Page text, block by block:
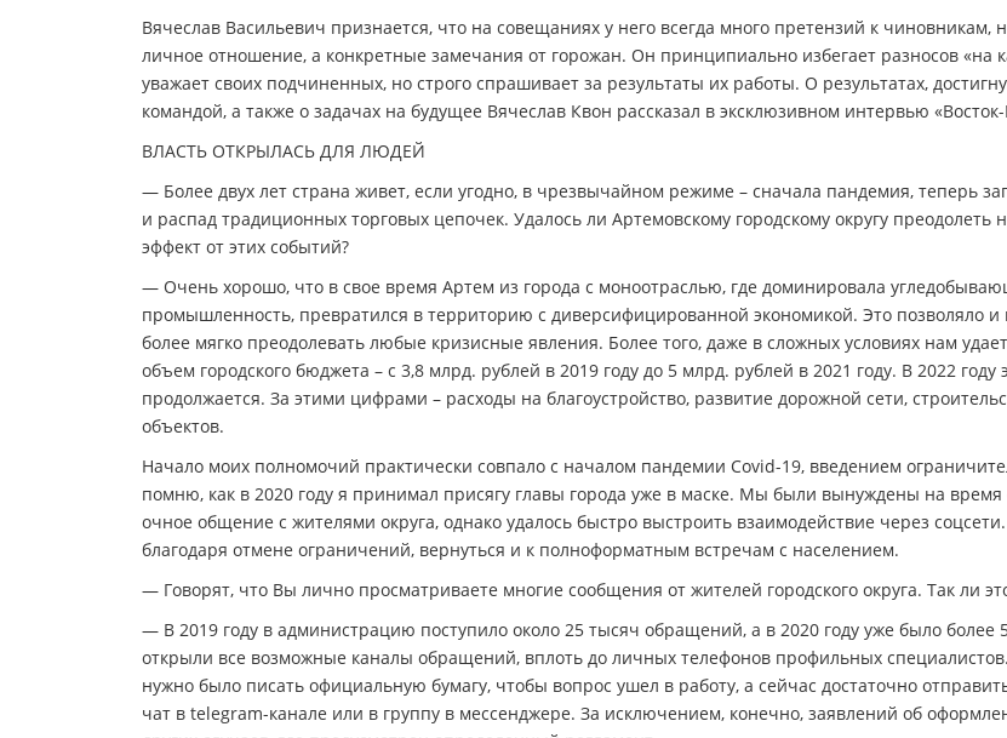
Вячеслав Васильевич признается, что на совещаниях у него всегда много претензий к чиновникам,
личное отношение, а конкретные замечания от горожан. Он принципиально избегает разносов «на
уважает своих подчиненных, но строго спрашивает за результаты их работы. О результатах,
командой, а также о задачах на будущее Вячеслав Квон рассказал в эксклюзивном интервью
ВЛАСТЬ ОТКРЫЛАСЬ ДЛЯ ЛЮДЕЙ
— Более двух лет страна живет, если угодно, в чрезвычайном режиме – сначала пандемия, теперь
и распад традиционных торговых цепочек. Удалось ли Артемовскому городскому округу преодолеть
эффект от этих событий?
— Очень хорошо, что в свое время Артем из города с моноотраслью, где доминировала
промышленность, превратился в территорию с диверсифицированной экономикой. Это позволяло и
более мягко преодолевать любые кризисные явления. Более того, даже в сложных условиях нам
объем городского бюджета – с 3,8 млрд. рублей в 2019 году до 5 млрд. рублей в 2021 году. В 2022 году
продолжается. За этими цифрами – расходы на благоустройство, развитие дорожной сети,
объектов.
Начало моих полномочий практически совпало с началом пандемии Covid-19, введением
помню, как в 2020 году я принимал присягу главы города уже в маске. Мы были вынуждены на время
очное общение с жителями округа, однако удалось быстро выстроить взаимодействие через
благодаря отмене ограничений, вернуться и к полноформатным встречам с населением.
— Говорят, что Вы лично просматриваете многие сообщения от жителей городского округа. Так ли
— В 2019 году в администрацию поступило около 25 тысяч обращений, а в 2020 году уже было
открыли все возможные каналы обращений, вплоть до личных телефонов профильных
нужно было писать официальную бумагу, чтобы вопрос ушел в работу, а сейчас достаточно
чат в telegram-канале или в группу в мессенджере. За исключением, конечно, заявлений об